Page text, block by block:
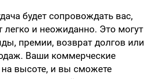
будет сопровождать вас,
легко и неожиданно. Это могут
премии, возврат долгов или
Ваши коммерческие
на высоте, и вы сможете